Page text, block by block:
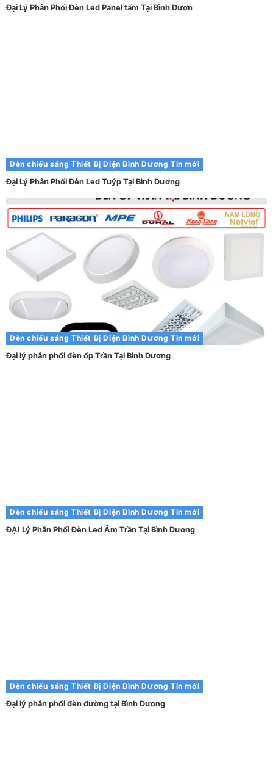
Đại Lý Phân Phối Đèn Led Panel tấm Tại Bình Dươn
Đèn chiếu sáng Thiết Bị Điện Bình Dương Tin mới
Đại Lý Phân Phối Đèn Led Tuýp Tại Bình Dương
Đèn chiếu sáng Thiết Bị Điện Bình Dương Tin mới
Đại lý phân phối đèn ốp Trần Tại Bình Dương
Đèn chiếu sáng Thiết Bị Điện Bình Dương Tin mới
ĐẠI Lý Phân Phối Đèn Led Âm Trần Tại Bình Dương
Đèn chiếu sáng Thiết Bị Điện Bình Dương Tin mới
Đại lý phân phối đèn đường tại Bình Dương